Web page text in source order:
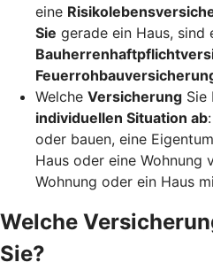
eine
Sie gerade ein Haus, sind
Welche Versicherung Sie
individuellen Situation ab
oder bauen, eine
Haus oder eine Wohnung
Wohnung oder ein Haus
Welche
Sie?